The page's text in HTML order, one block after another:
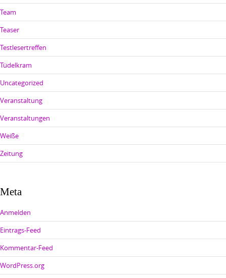
Team
Teaser
Testlesertreffen
Tüdelkram
Uncategorized
Veranstaltung
Veranstaltungen
Weiße
Zeitung
Meta
Anmelden
Eintrags-Feed
Kommentar-Feed
WordPress.org